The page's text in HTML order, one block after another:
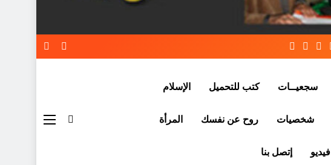
سجعيــات كتب للتحميل الإسلام
شخصيات روح عن نفسك المرأة
فيديو إتصل بنا